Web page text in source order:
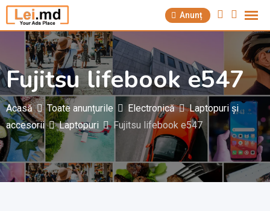
Săriți
la
conținut
Anunț
Fujitsu lifebook e547
Acasă Toate anunțurile Electronică
Laptopuri și
accesorii
Laptopuri Fujitsu lifebook e547